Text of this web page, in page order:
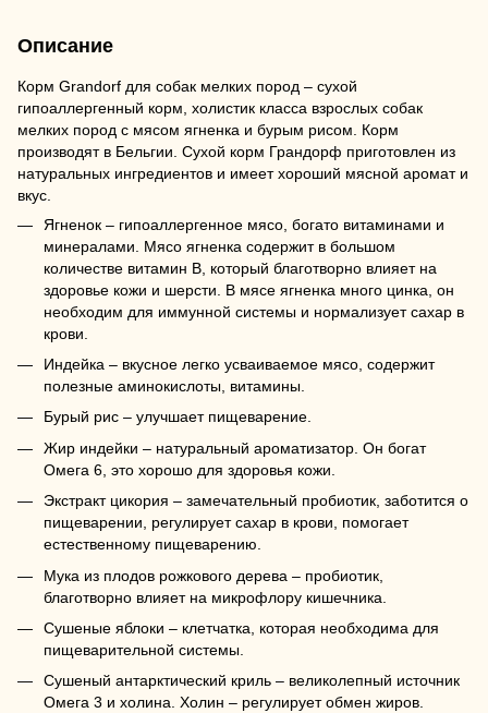
Описание
Корм Grandorf для собак мелких пород – сухой
гипоаллергенный корм, холистик класса взрослых собак
мелких пород с мясом ягненка и бурым рисом. Корм
производят в Бельгии. Сухой корм Грандорф приготовлен из
натуральных ингредиентов и имеет хороший мясной аромат и
вкус.
Ягненок – гипоаллергенное мясо, богато витаминами и
минералами. Мясо ягненка содержит в большом
количестве витамин В, который благотворно влияет на
здоровье кожи и шерсти. В мясе ягненка много цинка, он
необходим для иммунной системы и нормализует сахар в
крови.
Индейка – вкусное легко усваиваемое мясо, содержит
полезные аминокислоты, витамины.
Бурый рис – улучшает пищеварение.
Жир индейки – натуральный ароматизатор. Он богат
Омега 6, это хорошо для здоровья кожи.
Экстракт цикория – замечательный пробиотик, заботится о
пищеварении, регулирует сахар в крови, помогает
естественному пищеварению.
Мука из плодов рожкового дерева – пробиотик,
благотворно влияет на микрофлору кишечника.
Сушеные яблоки – клетчатка, которая необходима для
пищеварительной системы.
Сушеный антарктический криль – великолепный источник
Омега 3 и холина. Холин – регулирует обмен жиров.